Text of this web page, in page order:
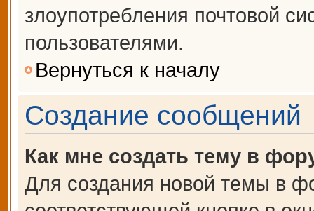
злоупотребления почтовой
пользователями.
Вернуться к началу
Создание сообщений
Как мне создать тему в
Для создания новой темы в